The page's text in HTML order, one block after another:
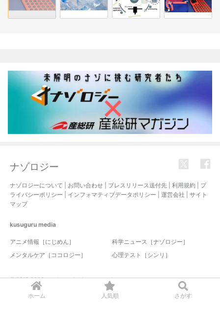
ホーム 人気順 さがす
ナゾロジー
ナゾロジーについて お問い合わせ プレスリリース送付先 利用規約
プ
ライバシーポリシー
インフォマティブデータポリシー 運営会社
サイト
マップ
kusuguru media
アニメ情報［にじめん］
科学ニュース［ナゾロジー］
メンタルケア［ココロジー］
心理テスト［シンリ］
© 2017-2026 nazology. all rights reserved.